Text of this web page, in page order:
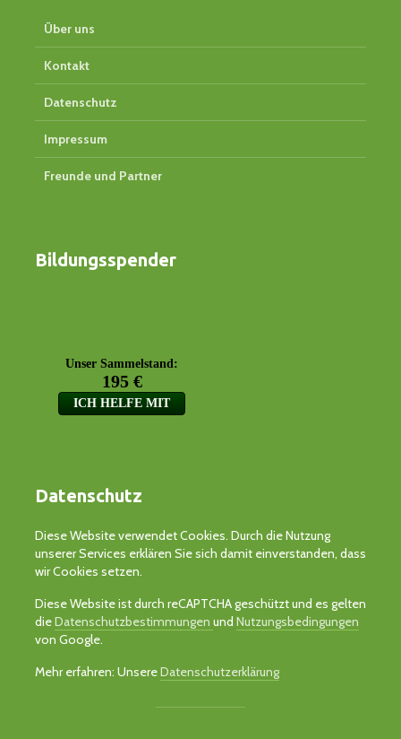
Über uns
Kontakt
Datenschutz
Impressum
Freunde und Partner
Bildungsspender
Datenschutz
Diese Website verwendet Cookies. Durch die Nutzung
unserer Services erklären Sie sich damit einverstanden, dass
wir Cookies setzen.
Diese Website ist durch reCAPTCHA geschützt und es gelten
dieDatenschutzbestimmungen und Nutzungsbedingungen
von Google.
Mehr erfahren: UnsereDatenschutzerklärung